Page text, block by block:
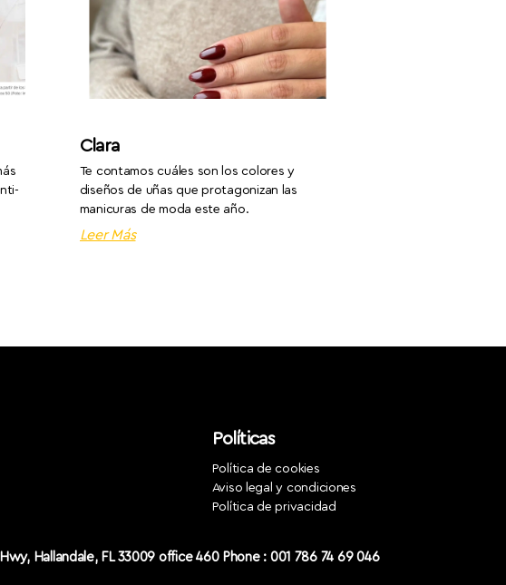
Clara
Te contamos cuáles son los colores y
diseños de uñas que protagonizan las
manicuras de moda este año.
Leer Más
Políticas
Política de cookies
Aviso legal y condiciones
Política de privacidad
Hallandale, FL 33009 office 460 Phone : 001 786 74 69 046